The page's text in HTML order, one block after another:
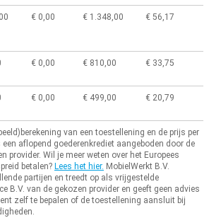
€ 0,00 € 1.348,00 € 56,17
€ 0,00 € 810,00 € 33,75
€ 0,00 € 499,00 € 20,79
van een toestellening en de prijs per
aflopend goederenkrediet aangeboden door de
provider. Wil je meer weten over het Europees
betalen? Lees het hier. MobielWerkt B.V.
partijen en treedt op als vrijgestelde
B.V. van de gekozen provider en geeft geen advies
zelf te bepalen of de toestellening aansluit bij